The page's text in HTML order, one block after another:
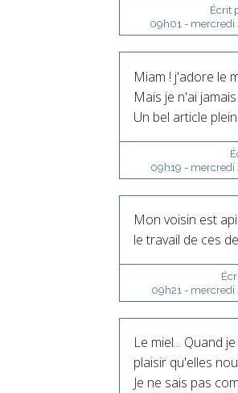
Écrit
09h01- mercredi
Miam ! j'adore le
Mais je n'ai
Un bel article
09h19 - mercredi
Mon voisin est
le travail de ces
09h21 - mercredi
Le miel... Quand
plaisir qu'elles
Je ne sais pas